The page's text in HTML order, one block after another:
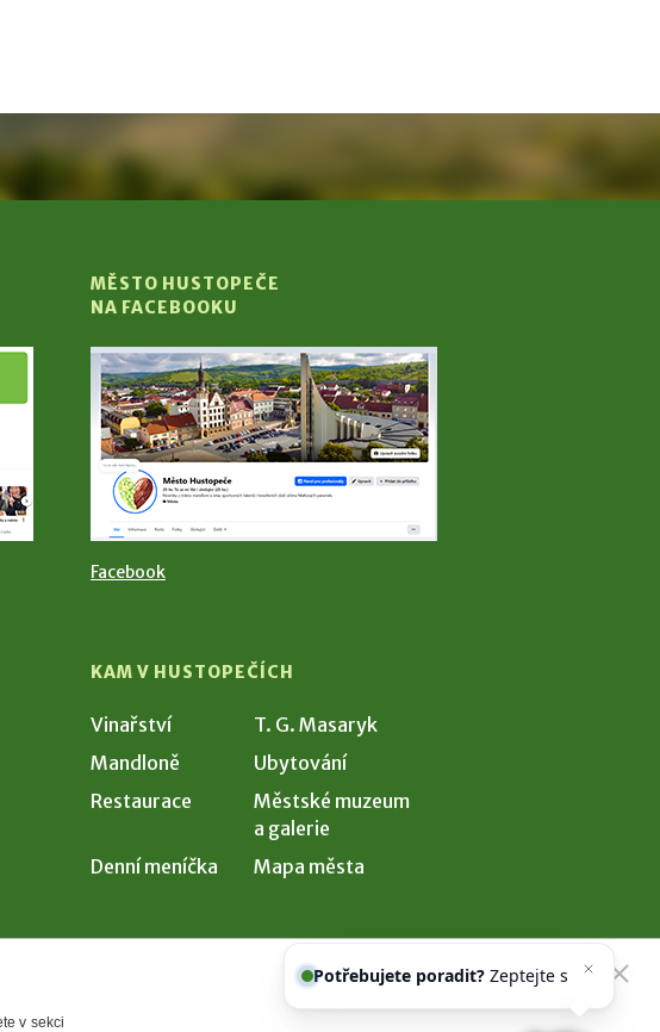
MĚSTO HUSTOPEČE
NA FACEBOOKU
Facebook
KAM V HUSTOPEČÍCH
Vinařství
T. G. Masaryk
Mandloně
Ubytování
Restaurace
Městské muzeum
a galerie
Denní meníčka
Mapa města
v sekci
našeho asistentaCh